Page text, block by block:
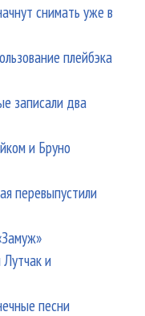
снимать уже в
плейбэка
записали два
и Бруно
перевыпустили
и
песни